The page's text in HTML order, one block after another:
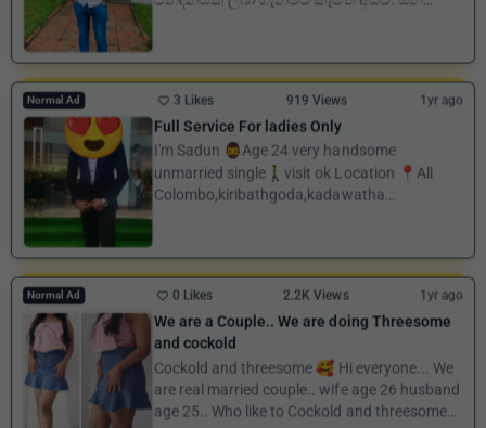
Normal Ad 3 Likes 919 Views 1yr ago
Full Service For ladies Only
I'm Sadun 🧔‍♂Age 24 very handsome
unmarried single🚶‍♂visit ok Location 📍All
Colombo,kiribathgoda,kadawatha
gamapaha, ganemulla kadawa...
Normal Ad 0 Likes 2.2K Views 1yr ago
We are a Couple.. We are doing Threesome
and cockold
Cockold and threesome 🥰 Hi everyone... We
are real married couple.. wife age 26 husband
age 25.. Who like to Cockold and threesome